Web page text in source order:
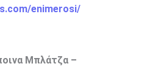
enimerosi/
Μπλάτζα –